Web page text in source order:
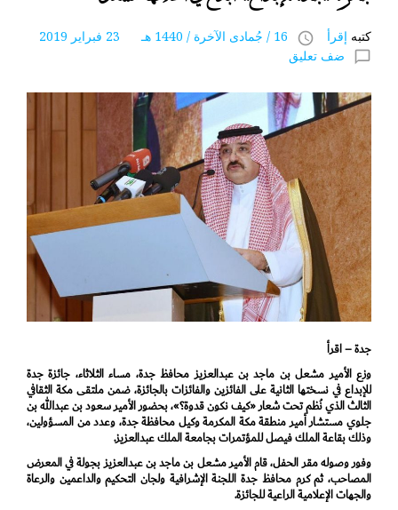
كتبه إقرأ access_time 16 / جُمادى اﻵخرة / 1440 هـ 23 فبراير 2019
chat_bubble_outline ضف تعليق
جدة – اقرأ
وزع الأمير مشعل بن ماجد بن عبدالعزيز محافظ جدة، مساء الثلاثاء، جائزة جدة
للإبداع في نسختها الثانية على الفائزين والفائزات بالجائزة، ضمن ملتقى مكة الثقافي
الثالث الذي نُظم تحت شعار «كيف نكون قدوة؟»، بحضور الأمير سعود بن عبدالله بن
جلوي مستشار أمير منطقة مكة المكرمة وكيل محافظة جدة، وعدد من المسؤولين،
وذلك بقاعة الملك فيصل للمؤتمرات بجامعة الملك عبدالعزيز.
وفور وصوله مقر الحفل، قام الأمير مشعل بن ماجد بن عبدالعزيز بجولة في المعرض
المصاحب، ثم كرم محافظ جدة اللجنة الإشرافية ولجان التحكيم والداعمين والرعاة
والجهات الإعلامية الراعية للجائزة.